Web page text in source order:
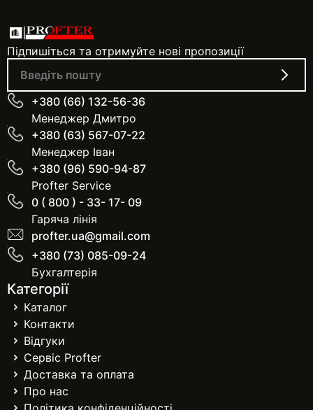
Підпишіться та отримуйте нові пропозиції
+380 (66) 132-56-36
Менеджер Дмитро
+380 (63) 567-07-22
Менеджер Іван
+380 (96) 590-94-87
Profter Service
0 ( 800 ) - 33- 17- 09
Гаряча лінія
profter.ua@gmail.com
+380 (73) 085-09-24
Бухгалтерія
Категорії
Каталог
Контакти
Відгуки
Сервіс Profter
Доставка та оплата
Про нас